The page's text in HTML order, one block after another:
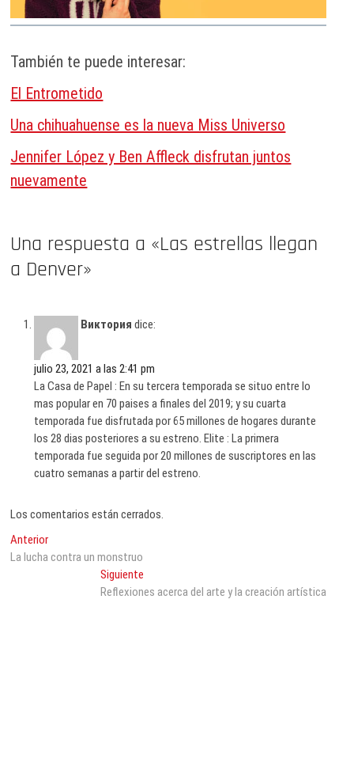
También te puede interesar:
El Entrometido
Una chihuahuense es la nueva Miss Universo
Jennifer López y Ben Affleck disfrutan juntos
nuevamente
Una respuesta a «Las estrellas llegan
a Denver»
Виктория dice:
julio 23, 2021 a las 2:41 pm
La Casa de Papel : En su tercera temporada se situo entre lo
mas popular en 70 paises a finales del 2019; y su cuarta
temporada fue disfrutada por 65 millones de hogares durante
los 28 dias posteriores a su estreno. Elite : La primera
temporada fue seguida por 20 millones de suscriptores en las
cuatro semanas a partir del estreno.
Los comentarios están cerrados.
Navegación
de
AnteriorEntrada
anterior:
La lucha contra un monstruo
Siguiente
siguiente:
Reflexiones acerca del arte y la creación artística